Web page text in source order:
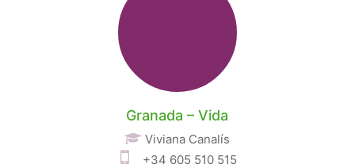
Granada – Vida
Viviana Canalís
+34 605 510 515